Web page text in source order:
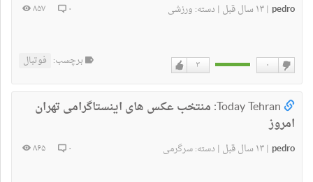
pedro
|۱۳ سال قبل | دسته: ورزشی ۰ ۸۵۷
۳ ۰
ندارم
برچسب: فوتبال
Today Tehran: منتخب عکس های اینستاگرامی تهران
امروز
pedro
|۱۳ سال قبل | دسته:سرگرمی ۰ ۸۶۵